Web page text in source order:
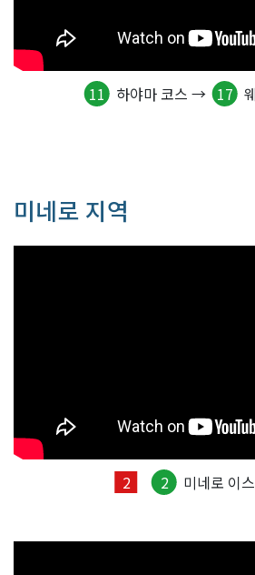
11 하야마 코스 → 17
미네로 지역
2 2 미네로 이